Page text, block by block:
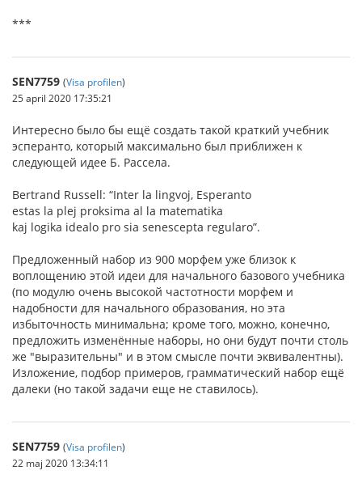
***
SEN7759 (Visa profilen)
25 april 2020 17:35:21
Интересно было бы ещё создать такой краткий учебник
эсперанто, который максимально был приближен к
следующей идее Б. Рассела.
Bertrand Russell: “Inter la lingvoj, Esperanto
estas la plej proksima al la matematika
kaj logika idealo pro sia senescepta regularo”.
Предложенный набор из 900 морфем уже близок к
воплощению этой идеи для начального базового учебника
(по модулю очень высокой частотности морфем и
надобности для начального образования, но эта
избыточность минимальна; кроме того, можно, конечно,
предложить изменённые наборы, но они будут почти столь
же "выразительны" и в этом смысле почти эквивалентны).
Изложение, подбор примеров, грамматический набор ещё
далеки (но такой задачи еще не ставилось).
SEN7759 (Visa profilen)
22 maj 2020 13:34:11